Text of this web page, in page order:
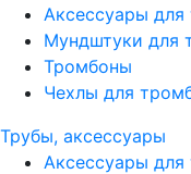
Аксессуары
Мундштуки для
Тромбоны
Чехлы для
Трубы, аксессуары
Аксессуары для